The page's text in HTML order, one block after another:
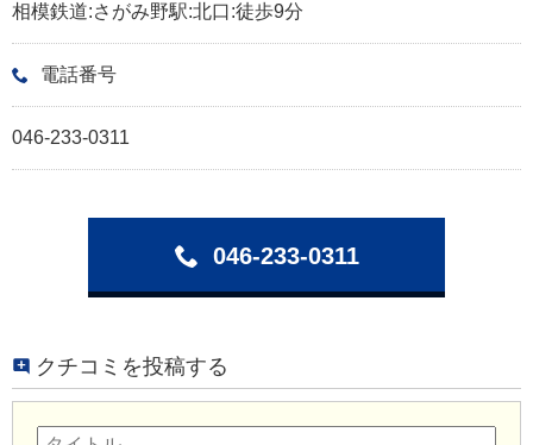
相模鉄道:さがみ野駅:北口:徒歩9分
電話番号
046-233-0311
046-233-0311
クチコミを投稿する